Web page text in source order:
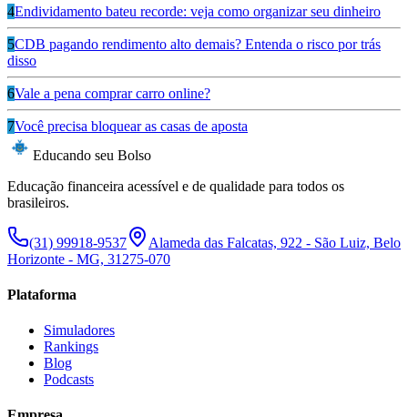
4Endividamento bateu recorde: veja como organizar seu dinheiro
5CDB pagando rendimento alto demais? Entenda o risco por trás
disso
6Vale a pena comprar carro online?
7Você precisa bloquear as casas de aposta
Educando seu Bolso
Educação financeira acessível e de qualidade para todos os
brasileiros.
(31) 99918-9537
Alameda das Falcatas, 922 - São Luiz, Belo
Horizonte - MG, 31275-070
Plataforma
Simuladores
Rankings
Blog
Podcasts